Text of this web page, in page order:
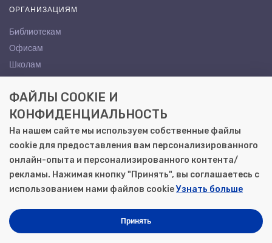
ОРГАНИЗАЦИЯМ
Библиотекам
Офисам
Школам
КОНТАКТЫ
Саратов, ул. Осипова, 10А
+7 (8452) 72-65-65
gemera@moya-kniga.ru
Моя книга | Сеть книжных магазинов в Саратове
ФАЙЛЫ COOKIE И
КОНФИДЕНЦИАЛЬНОСТЬ
На нашем сайте мы используем собственные файлы
cookie для предоставления вам персонализированного
онлайн-опыта и персонализированного контента/
рекламы. Нажимая кнопку "Принять", вы соглашаетесь с
использованием нами файлов cookieУзнать больше
Принять